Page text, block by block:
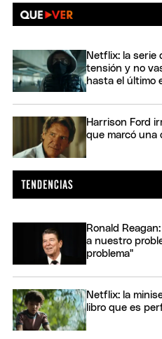
Netflix: la serie
tensión y no
hasta el último
Harrison Ford
que marcó una
Ronald
a nuestro
problema"
Netflix: la
libro que es